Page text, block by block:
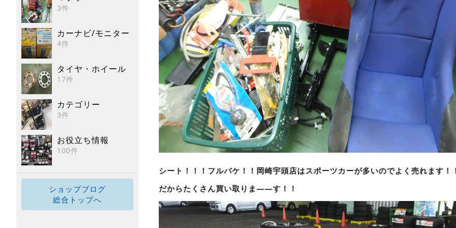
3件
カーナビ/モニター
4件
タイヤ・ホイール
17件
カテゴリー
3件
お役立ち情報
100件
ショップブログ
総合トップへ
シート！！！フルバケ！！岡崎宇頭店はスポーツカーが多いのでよく売れます！
だからたくさん買い取りま――す！！